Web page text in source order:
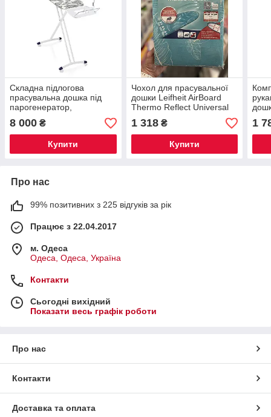
Складна підлогова
прасувальна дошка під
парогенератор,
Перфорована
прасувальна дошка
Leifheit 130 на 38
8 000 ₴
Купити
Чохол для прасувальної
дошки Leifheit AirBoard
Thermo Reflect Universal
140×45 см,
термовідбивний чохол для
ідеального прасування
1 318₴
Купити
1
Про нас
99% позитивних з 225 відгуків за рік
Працює з 22.04.2017
м. Одеса
Одеса, Одеса, Україна
Контакти
Сьогодні вихідний
Показати весь графік роботи
Про нас
Контакти
Доставка та оплата